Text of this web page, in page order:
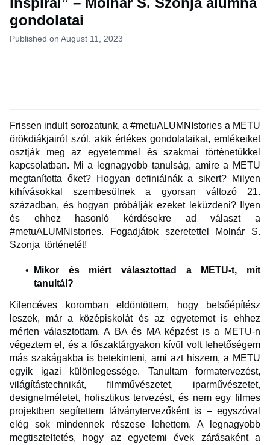
gondolatai
Published on August 11, 2023
Frissen indult sorozatunk, a #metuALUMNIstories a METU
örökdiákjairól szól, akik értékes gondolataikat, emlékeiket
osztják meg az egyetemmel és szakmai történetükkel
kapcsolatban. Mi a legnagyobb tanulság, amire a METU
megtanította őket? Hogyan definiálnák a sikert? Milyen
kihívásokkal szembesülnek a gyorsan változó 21.
században, és hogyan próbálják ezeket leküzdeni? Ilyen
és ehhez hasonló kérdésekre ad választ a
#metuALUMNIstories. Fogadjátok szeretettel Molnár S.
Szonja történetét!
Mikor és miért választottad a METU-t, mit
tanultál?
Kilencéves koromban eldöntöttem, hogy belsőépítész
leszek, már a középiskolát és az egyetemet is ehhez
mérten választottam. A BA és MA képzést is a METU-n
végeztem el, és a főszaktárgyakon kívül volt lehetőségem
más szakágakba is betekinteni, ami azt hiszem, a METU
egyik igazi különlegessége. Tanultam formatervezést,
világítástechnikát, filmművészetet, iparművészetet,
designelméletet, holisztikus tervezést, és nem egy filmes
projektben segítettem látványtervezőként is – egyszóval
elég sok mindennek részese lehettem. A legnagyobb
megtiszteltetés, hogy az egyetemi évek zárásaként a